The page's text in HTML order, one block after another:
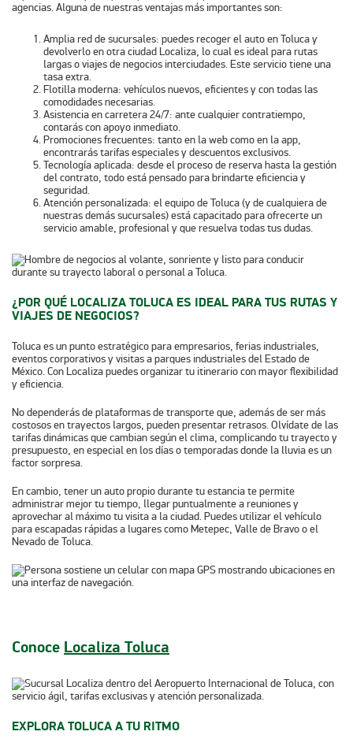
agencias. Alguna de nuestras ventajas más importantes son:
Amplia red de sucursales: puedes recoger el auto en Toluca y
devolverlo en otra ciudad Localiza, lo cual es ideal para rutas
largas o viajes de negocios interciudades. Este servicio tiene una
tasa extra.
Flotilla moderna: vehículos nuevos, eficientes y con todas las
comodidades necesarias.
Asistencia en carretera 24/7: ante cualquier contratiempo,
contarás con apoyo inmediato.
Promociones frecuentes: tanto en la web como en la app,
encontrarás tarifas especiales y descuentos exclusivos.
Tecnología aplicada: desde el proceso de reserva hasta la gestión
del contrato, todo está pensado para brindarte eficiencia y
seguridad.
Atención personalizada: el equipo de Toluca (y de cualquiera de
nuestras demás sucursales) está capacitado para ofrecerte un
servicio amable, profesional y que resuelva todas tus dudas.
¿POR QUÉ LOCALIZA TOLUCA ES IDEAL PARA TUS RUTAS Y
VIAJES DE NEGOCIOS?
Toluca es un punto estratégico para empresarios, ferias industriales,
eventos corporativos y visitas a parques industriales del Estado de
México. Con Localiza puedes organizar tu itinerario con mayor flexibilidad
y eficiencia.
No dependerás de plataformas de transporte que, además de ser más
costosos en trayectos largos, pueden presentar retrasos. Olvídate de las
tarifas dinámicas que cambian según el clima, complicando tu trayecto y
presupuesto, en especial en los días o temporadas donde la lluvia es un
factor sorpresa.
En cambio, tener un auto propio durante tu estancia te permite
administrar mejor tu tiempo, llegar puntualmente a reuniones y
aprovechar al máximo tu visita a la ciudad. Puedes utilizar el vehículo
para escapadas rápidas a lugares como Metepec, Valle de Bravo o el
Nevado de Toluca.
Conoce Localiza Toluca
EXPLORA TOLUCA A TU RITMO